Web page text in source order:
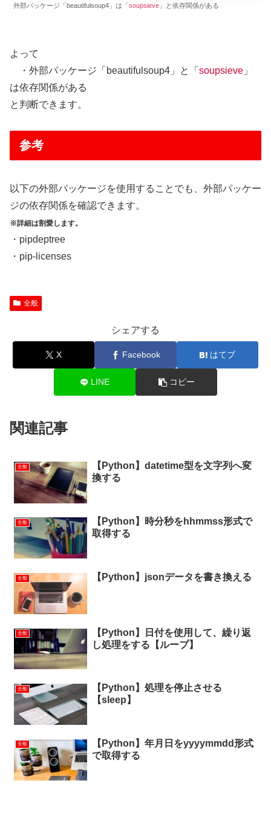
外部パッケージ「beautifulsoup4」は「soupsieve 」と依存関係がある
よって
・外部パッケージ「beautifulsoup4」と「 soupsieve 」
は依存関係がある
と判断できます。
参考
以下の外部パッケージを使用することでも、外部パッケー
ジの依存関係を確認できます。
※詳細は割愛します。
・pipdeptree
・pip-licenses
全般
シェアする
X Facebook はてブ
LINE コピー
関連記事
全般
【Python】datetime型を文字列へ変
換する
全般
【Python】時分秒をhhmmss形式で
取得する
全般 【Python】jsonデータを書き換える
全般
【Python】日付を使用して、繰り返
し処理をする【ループ】
全般
【Python】処理を停止させる
【sleep】
全般
【Python】年月日をyyyymmdd形式
で取得する